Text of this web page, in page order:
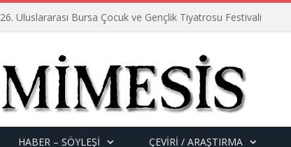
26. Uluslararası Bursa Çocuk ve Gençlik Tiyatrosu Festivali
HABER – SÖYLEŞI ÇEVİRİ / ARAŞTIRMA